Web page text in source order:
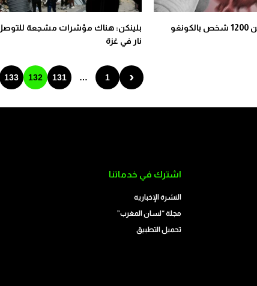
جدري القردة يودي بحياة أزيد من 1200 شخص بالكونغو
بلينكن: هناك مؤشرات مشجعة
نار في غزة
‹
1
…
131
132
133
اشترك في خدماتنا
النشرة الإخبارية
مجلة “لسان المغرب”
تحميل التطبيق